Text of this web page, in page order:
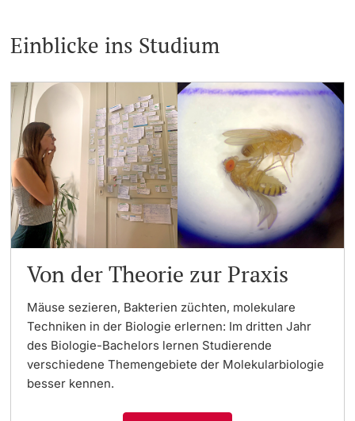
Einblicke ins Studium
Von der Theorie zur Praxis
Mäuse sezieren, Bakterien züchten, molekulare
Techniken in der Biologie erlernen: Im dritten Jahr
des Biologie-Bachelors lernen Studierende
verschiedene Themengebiete der Molekularbiologie
besser kennen.